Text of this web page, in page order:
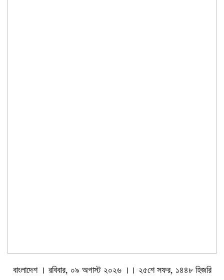
বাংলাদেশ । রবিবার, ০৯ অগাস্ট ২০২৬ ।। ২৫শে সফর, ১৪৪৮ হিজরি